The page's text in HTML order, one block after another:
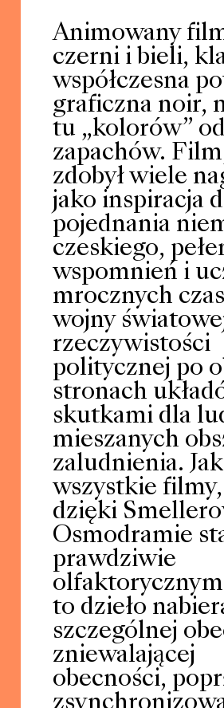
Animowany
czerni i bieli,
współczesna
graficzna noir,
tu „kolorów” od
zapachów.
zdobył wiele
jako inspiracja
pojednania
czeskiego,
wspomnień i
mrocznych
wojny
rzeczywistości
politycznej po
stronach
skutkami dla
mieszanych
zaludnienia. Jak
wszystkie
dzięki
Osmodramie
prawdziwie
to dzieło
szczególnej
zniewalającej
obecności,